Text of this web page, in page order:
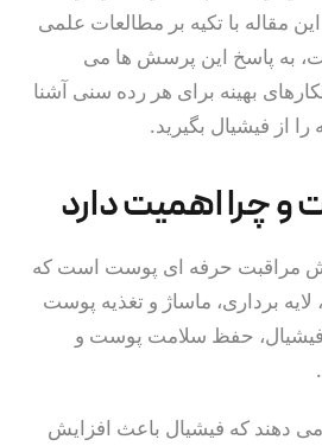
خدمات زیبایی پوست
جوان‌ سازی و لیفت صورت
هایفوتراپی
آر‌اف فرکشنال و آر‌اف
سایر خدمات تخصصی مرکز
میکرودرم ابریژن
کربوکسی تراپی
مقاله با تکیه بر مطالعات علمی
به پاسخ این پرسش ها می
بهینه برای هر رده سنی آشنا
را از فیشیال بگیرید.
چرا اهمیت دارد
مراقبت حرفه ای پوست است که
برداری، ماساژ و تغذیه پوست
حفظ سلامت پوست و
دهند که فیشیال باعث افزایش